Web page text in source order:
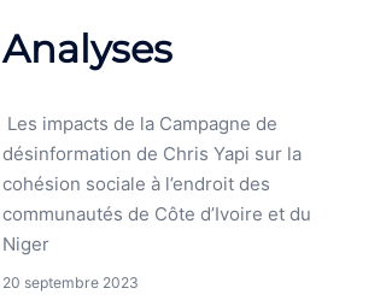
Analyses
Les impacts de la Campagne de
désinformation de Chris Yapi sur la
cohésion sociale à l’endroit des
communautés de Côte d’Ivoire et du
Niger
20 septembre 2023